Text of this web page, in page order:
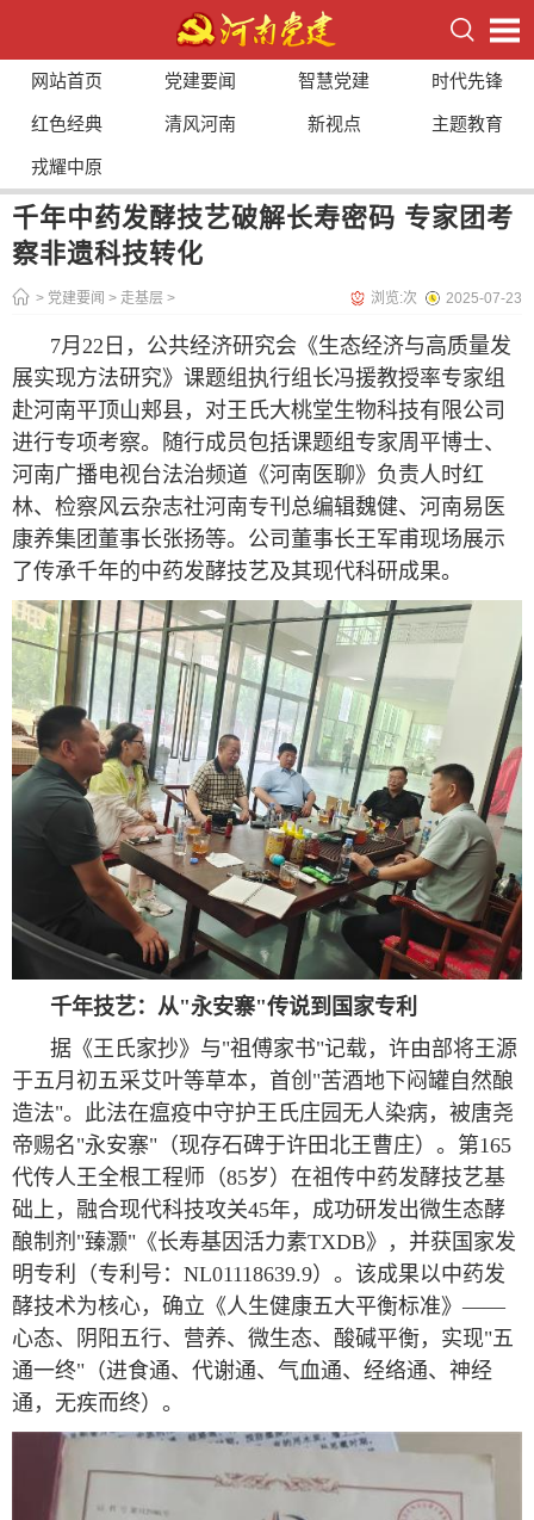
网站首页 党建要闻 智慧党建 时代先锋
红色经典 清风河南 新视点 主题教育
戎耀中原
千年中药发酵技艺破解长寿密码 专家团考
察非遗科技转化
> 党建要闻 > 走基层 > 2025-07-23
浏览:次
7月22日，公共经济研究会《生态经济与高质量发
展实现方法研究》课题组执行组长冯援教授率专家组
赴河南平顶山郏县，对王氏大桃堂生物科技有限公司
进行专项考察。随行成员包括课题组专家周平博士、
河南广播电视台法治频道《河南医聊》负责人时红
林、检察风云杂志社河南专刊总编辑魏健、河南易医
康养集团董事长张扬等。公司董事长王军甫现场展示
了传承千年的中药发酵技艺及其现代科研成果。
千年技艺：从"永安寨"传说到国家专利
据《王氏家抄》与"祖傅家书"记载，许由部将王源
于五月初五采艾叶等草本，首创"苦酒地下闷罐自然酿
造法"。此法在瘟疫中守护王氏庄园无人染病，被唐尧
帝赐名"永安寨"（现存石碑于许田北王曹庄）。第165
代传人王全根工程师（85岁）在祖传中药发酵技艺基
础上，融合现代科技攻关45年，成功研发出微生态酵
酿制剂"臻灏"《长寿基因活力素TXDB》，并获国家发
明专利（专利号：NL01118639.9）。该成果以中药发
酵技术为核心，确立《人生健康五大平衡标准》——
心态、阴阳五行、营养、微生态、酸碱平衡，实现"五
通一终"（进食通、代谢通、气血通、经络通、神经
通，无疾而终）。